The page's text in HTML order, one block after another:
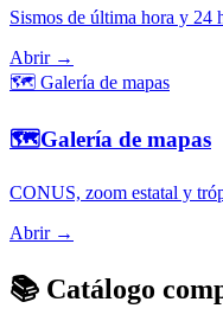
Sismos de última hora y 24
Abrir →
🗺️ Galería de mapas
🗺️Galería de mapas
CONUS, zoom estatal y
Abrir →
📚 Catálogo